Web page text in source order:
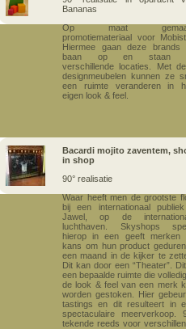
Bananas
Op maat
promotiemateriaal voor
Hiermee gaan deze brands
baan op en staan
verschillende locaties. Met
designmeubelen kunnen ze
een ruimte veranderen in
eigen look & feel.
Bacardi mojito zaventem,
in shop
90° realisatie
Waar heeft men de grootste
bij een internationaal
Jawel, op de
luchthaven. Skyshops
hierop in een geeft merken
kans om hun product
een maand in de kijker te
Dit kan door een “Theater”.
een bepaalde ruimte die
de look & feel van een merk
worden gestoken. Hier
tastings en dit resulteert in
spectaculaire meerverkoop.
tekende reeds voor